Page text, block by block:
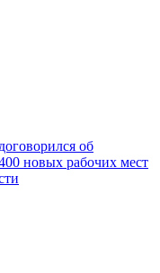
об
новых рабочих мест